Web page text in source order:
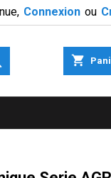
Connexion ou
shopping_cart